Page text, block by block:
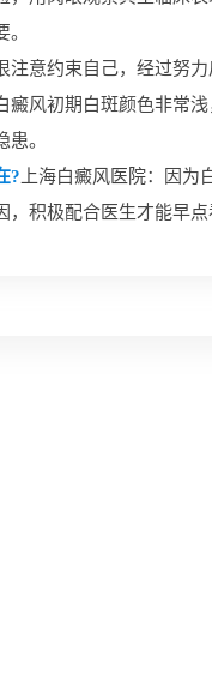
约束自己，经过努力
初期白斑颜色非常浅
。
? 上海白癜风医院：因为
积极配合医生才能早点